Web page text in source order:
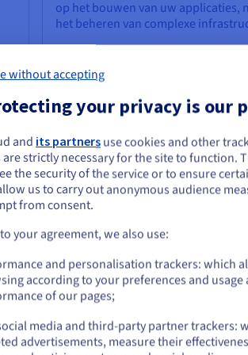
op het bouwen van uw applicaties,
het beheren van complexe
een VPS
Server (VPS) kan vaak een complex en
van het Docker-image op de server is
moment dat uw VPS wordt geleverd.
gewoonlijk het installeren van
de complexiteit van een handmatige
soepel te laten verlopen. De vooraf
applicaties gemakkelijk ontwikkelen,
de kant-en-klare Docker-installatie
te beginnen met het maken en
omgevingen bundelen. Daardoor zijn ze
lijkt je in Verenigde Staten
wilt bestellen vanuit [land], moet je de juiste
aanmaken.
Go to Verenigde Staten website
or
op de huidige website
without accepting
your privacy is our
and its partners use cookies and other
strictly necessary for the site to function.
the security of the service or to ensure
us to carry out anonymous audience
from consent.
your agreement, we also use:
and personalisation trackers: which
according to your preferences and usage
of our pages;
media and third-party partner trackers:
advertisements, measure their